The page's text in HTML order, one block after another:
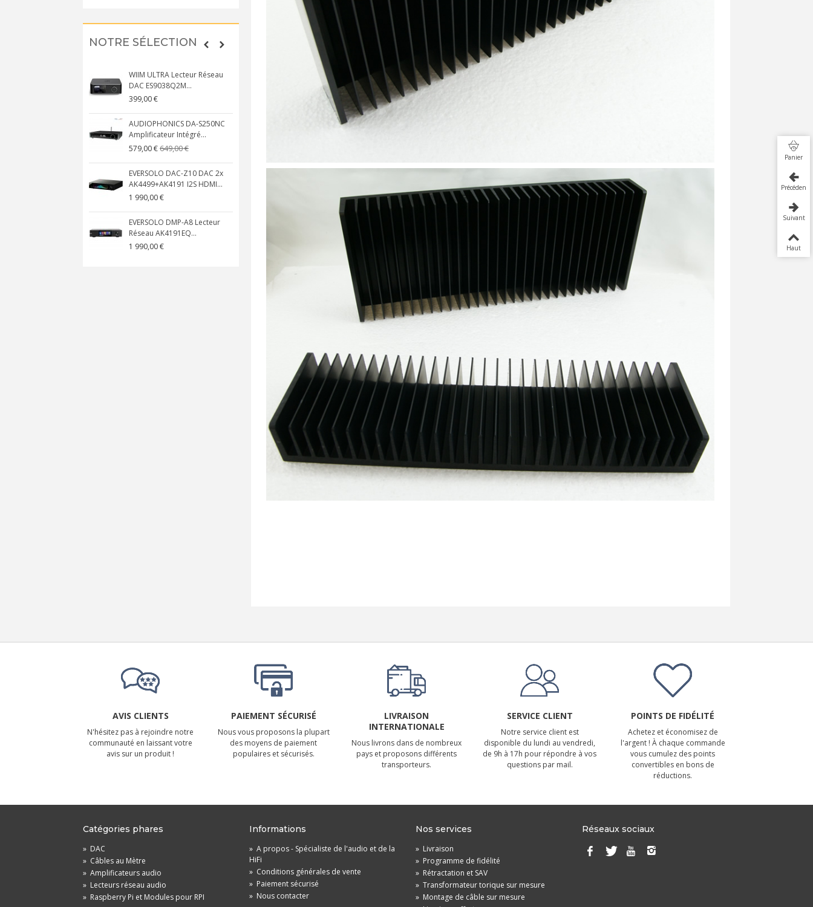
NOTRE SÉLECTION
WIIM ULTRA Lecteur Réseau
DAC ES9038Q2M...
399,00 €
AUDIOPHONICS DA-S250NC
Amplificateur Intégré...
579,00 €649,00 €
EVERSOLO DAC-Z10 DAC 2x
AK4499+AK4191 I2S HDMI...
1 990,00 €
EVERSOLO DMP-A8 Lecteur
Réseau AK4191EQ...
1 990,00 €
AUDIOPHONICS DAW-S250NC
Amplificateur Intégré...
DAN CLARK AUDIO AEON 2
LUXSIN X9 DAC Amplificateur
AVIS CLIENTS
N'hésitez pas à rejoindre notre
communauté en laissant votre
avis sur un produit !
PAIEMENT SÉCURISÉ
Nous vous proposons la plupart
des moyens de paiement
populaires et sécurisés.
LIVRAISON
INTERNATIONALE
Nous livrons dans de nombreux
pays et proposons différents
transporteurs.
SERVICE CLIENT
Notre service client est
disponible du lundi au vendredi,
de 9h à 17h pour répondre à vos
questions par mail.
POINTS DE FIDÉLITÉ
Achetez et économisez de
l'argent ! À chaque commande
vous cumulez des points
convertibles en bons de
réductions.
Catégories phares
» DAC
» Câbles au Mètre
» Amplificateurs audio
» Lecteurs réseau audio
» Raspberry Pi et Modules pour RPI
Informations
» A propos - Spécialiste de l'audio et de la
HiFi
» Conditions générales de vente
» Paiement sécurisé
» Nous contacter
Nos services
» Livraison
» Programme de fidélité
» Rétractation et SAV
» Transformateur torique sur mesure
» Montage de câble sur mesure
Réseaux sociaux
Panier
Précédent
Suivant
Haut